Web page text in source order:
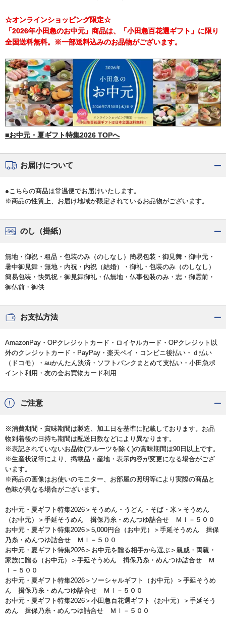
☆オンラインショッピング限定☆
「2026年小田急のお中元」商品は、「小田急百花選ギフト」に限り
全国送料無料。※一部送料込みのお品物がございます。
■お中元・夏ギフト特集2026 TOPへ
お届けについて
●こちらの商品は常温便でお届けいたします。
※商品の性質上、お届け地域が限定されているお品物がございます。
のし（掛紙）
無地・御祝・粗品・包装のみ（のしなし）簡易包装・御見舞・御中元・
暑中御見舞・無地・内祝・内祝（結婚）・御礼・包装のみ（のしなし）
簡易包装・快気祝・御見舞御礼・仏無地・仏事包装のみ・志・御霊前・
御仏前・御供
お支払方法
AmazonPay・OPクレジットカード・ロイヤルカード・OPクレジット以
外のクレジットカード・PayPay・楽天ペイ・コンビニ後払い・ｄ払い
（ドコモ）・auかんたん決済・ソフトバンクまとめて支払い・小田急ポ
イント利用・友の会お買物カード利用
ご注意
※消費期間・賞味期間は製造、加工日を基準に記載しております。お品
物到着後の日持ち期間は配送日数などにより異なります。
※表記されていないお品物(フルーツを除く)の賞味期間は90日以上です。
※生産状況等により、掲載品・産地・表示内容が変更になる場合がござ
います。
※商品の画像はお使いのモニター、お部屋の照明等により実際の商品と
色味が異なる場合がございます。
お中元・夏ギフト特集2026 ＞ そうめん・うどん・そば・米 ＞ そうめん
（お中元）
＞手延そうめん 揖保乃糸・めんつゆ詰合せ ＭＩ－５００
お中元・夏ギフト特集2026 ＞ 5,000円台（お中元）
＞手延そうめん 揖保
乃糸・めんつゆ詰合せ ＭＩ－５００
お中元・夏ギフト特集2026 ＞ お中元を贈る相手から選ぶ ＞ 親戚・両親・
家族に贈る（お中元）
＞手延そうめん 揖保乃糸・めんつゆ詰合せ Ｍ
Ｉ－５００
お中元・夏ギフト特集2026 ＞ ソーシャルギフト（お中元）
＞手延そうめ
ん 揖保乃糸・めんつゆ詰合せ ＭＩ－５００
お中元・夏ギフト特集2026 ＞ 小田急百花選ギフト（お中元）
＞手延そう
めん 揖保乃糸・めんつゆ詰合せ ＭＩ－５００